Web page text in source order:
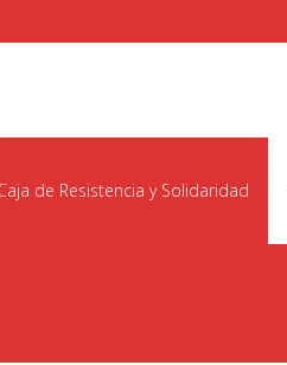
de Resistencia y Solidaridad